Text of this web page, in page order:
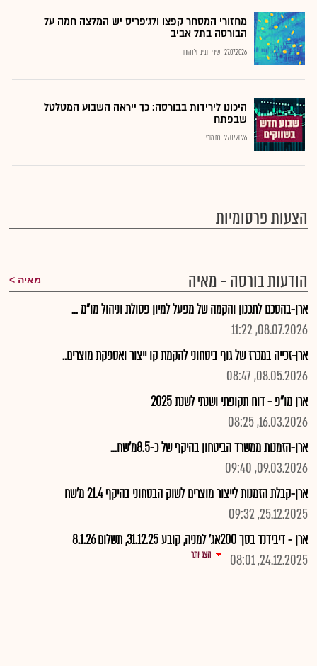
מחזורי המסחר קפצו ולג'פריס יש המלצה חמה על
הבורסה בתל אביב
27.07.2026 שירי חביב-ולדהורן
היכונו לירידות בבורסה: כך ייראה השבוע המטלטל
שבפתח
27.07.2026 רם מורי
הצעות פרסומיות
הודעות בורסה - מאיה מאיה
ארן-בהסכם לתכנון והקמה של מפעל למיון פסולת וניהול מו"מ ...
08.07.2026, 11:22
ארן-זכייה במכרז של גוף ביטחוני להקמת קו ייצור ואספקת מוצרים..
08.05.2026, 08:47
ארן מו"פ - דוח תקופתי ושנתי לשנת 2025
16.03.2026, 08:25
ארן-הזמנות ממשרד הביטחון בהיקף של כ-8.5מ'שח...
09.03.2026, 09:40
ארן-קבלת הזמנות לייצור מוצרים לשוק הבטחוני בהיקף 21.4 מ'שח
25.12.2025, 09:32
ארן - דיבידנד בסך 200אג' למניה, קובע 31.12.25, תשלום 8.1.26
24.12.2025, 08:01
הצג יותר